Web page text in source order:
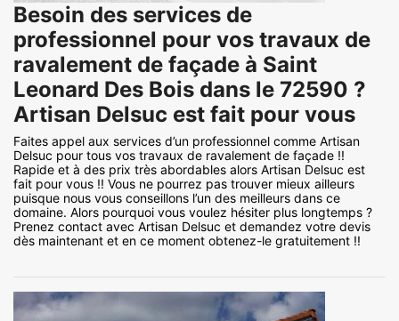
Besoin des services de
professionnel pour vos travaux de
ravalement de façade à Saint
Leonard Des Bois dans le 72590 ?
Artisan Delsuc est fait pour vous
Faites appel aux services d’un professionnel comme Artisan
Delsuc pour tous vos travaux de ravalement de façade !!
Rapide et à des prix très abordables alors Artisan Delsuc est
fait pour vous !! Vous ne pourrez pas trouver mieux ailleurs
puisque nous vous conseillons l’un des meilleurs dans ce
domaine. Alors pourquoi vous voulez hésiter plus longtemps ?
Prenez contact avec Artisan Delsuc et demandez votre devis
dès maintenant et en ce moment obtenez-le gratuitement !!